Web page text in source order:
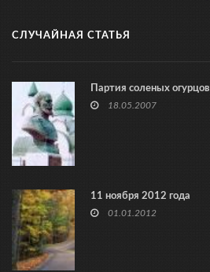
СЛУЧАЙНАЯ СТАТЬЯ
Партия соленых огурцов
18.05.2007
11 ноября 2012 года
01.01.2012